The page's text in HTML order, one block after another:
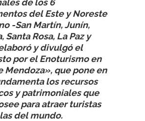
de los 6
del Este y Noreste
-San Martín, Junín,
Santa Rosa, La Paz y
y divulgó el
por el Enoturismo en
Mendoza», que pone en
los recursos
y patrimoniales que
para atraer turistas
del mundo.